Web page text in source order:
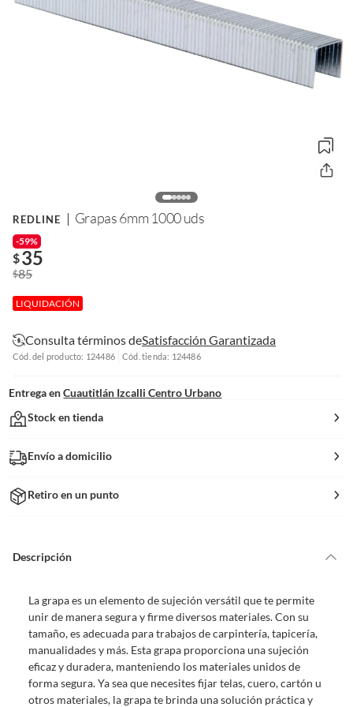
REDLINE Grapas 6mm 1000 uds
-59%
$35
$85
LIQUIDACIÓN
Consulta términos deSatisfacción Garantizada
Cód. del producto: 124486 Cód. tienda: 124486
Entrega en Cuautitlán Izcalli Centro Urbano
Stock en tienda
Envío a domicilio
Retiro en un punto
Descripción
La grapa es un elemento de sujeción versátil que te permite
unir de manera segura y firme diversos materiales. Con su
tamaño, es adecuada para trabajos de carpintería, tapicería,
manualidades y más. Esta grapa proporciona una sujeción
eficaz y duradera, manteniendo los materiales unidos de
forma segura. Ya sea que necesites fijar telas, cuero, cartón u
otros materiales, la grapa te brinda una solución práctica y